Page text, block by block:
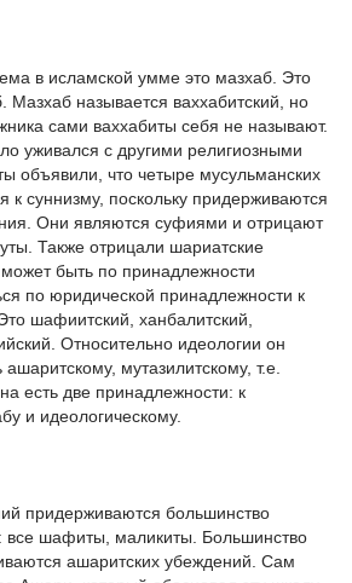
в исламской умме это мазхаб. Это
Мазхаб называется ваххабитский, но
сами ваххабиты себя не называют.
уживался с другими религиозными
объявили, что четыре мусульманских
к суннизму, поскольку придерживаются
Они являются суфиями и отрицают
Также отрицали шариатские
быть по принадлежности
по юридической принадлежности к
шафиитский, ханбалитский,
Относительно идеологии он
мутазилитскому, т.е.
есть две принадлежности: к
и идеологическому.
придерживаются большинство
все шафиты, маликиты. Большинство
ашаритских убеждений. Сам